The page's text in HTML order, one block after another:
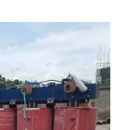
计量器具等一切手段窃取委
限公司有权将买受人所缴纳
委托方和河北中废通拍卖有
责任、民事责任和刑事责